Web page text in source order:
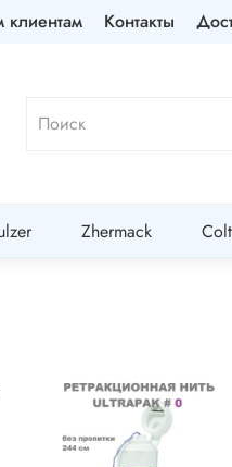
клиентам Контакты
Zhermack